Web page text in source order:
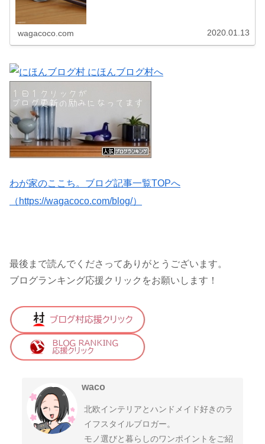
wagacoco.com 2020.01.13
わが家のここち。ブログ記事一覧TOPへ
（https://wagacoco.com/blog/）
最後まで読んでくださってありがとうございます。
ブログランキング応援クリックをお願いします！
waco
北欧インテリアとハンドメイド好きのラ
イフスタイルブロガー。
モノ選びと暮らしのワンポイントをご紹